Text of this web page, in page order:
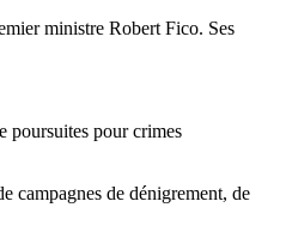
ministre Robert Fico. Ses
poursuites pour crimes
campagnes de dénigrement, de